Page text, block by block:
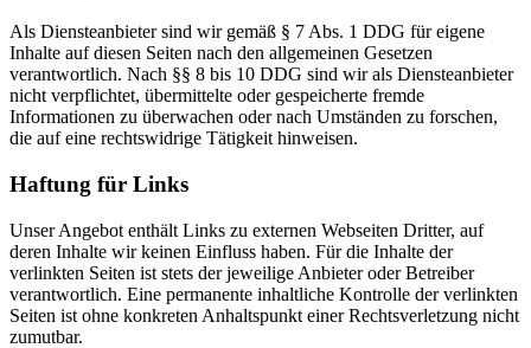
Als Diensteanbieter sind wir gemäß § 7 Abs. 1 DDG für eigene
Inhalte auf diesen Seiten nach den allgemeinen Gesetzen
verantwortlich. Nach §§ 8 bis 10 DDG sind wir als Diensteanbieter
nicht verpflichtet, übermittelte oder gespeicherte fremde
Informationen zu überwachen oder nach Umständen zu forschen,
die auf eine rechtswidrige Tätigkeit hinweisen.
Haftung für Links
Unser Angebot enthält Links zu externen Webseiten Dritter, auf
deren Inhalte wir keinen Einfluss haben. Für die Inhalte der
verlinkten Seiten ist stets der jeweilige Anbieter oder Betreiber
verantwortlich. Eine permanente inhaltliche Kontrolle der verlinkten
Seiten ist ohne konkreten Anhaltspunkt einer Rechtsverletzung nicht
zumutbar.